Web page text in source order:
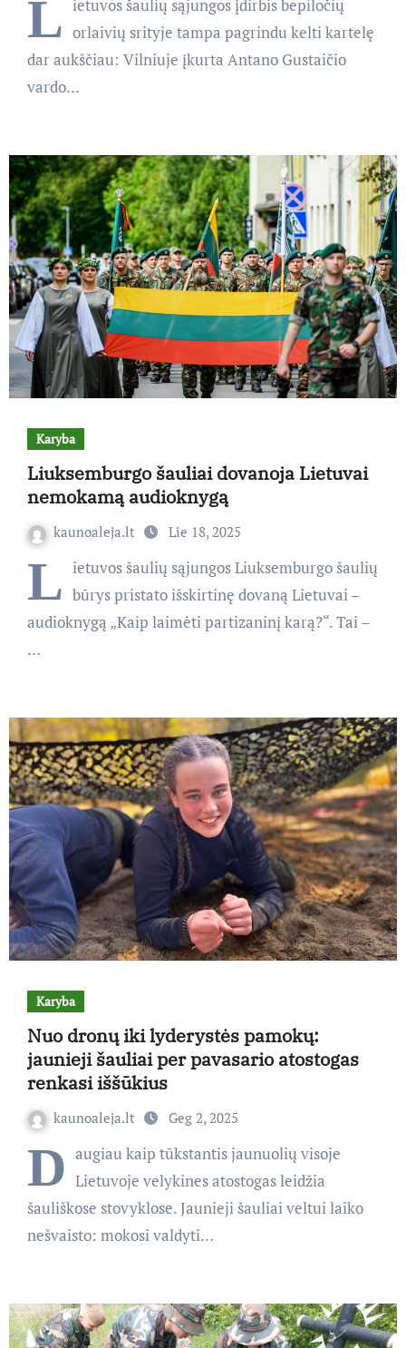
L ietuvos šaulių sąjungos įdirbis bepiločių
orlaivių srityje tampa pagrindu kelti kartelę
dar aukščiau: Vilniuje įkurta Antano Gustaičio
vardo…
Karyba
Liuksemburgo šauliai dovanoja Lietuvai
nemokamą audioknygą
kaunoaleja.lt Lie 18, 2025
L ietuvos šaulių sąjungos Liuksemburgo šaulių
būrys pristato išskirtinę dovaną Lietuvai –
audioknygą „Kaip laimėti partizaninį karą?“. Tai –
…
Karyba
Nuo dronų iki lyderystės pamokų:
jaunieji šauliai per pavasario atostogas
renkasi iššūkius
kaunoaleja.lt Geg 2, 2025
D augiau kaip tūkstantis jaunuolių visoje
Lietuvoje velykines atostogas leidžia
šauliškose stovyklose. Jaunieji šauliai veltui laiko
nešvaisto: mokosi valdyti…